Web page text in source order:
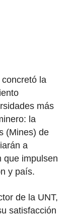
concretó la
más
la
(Mines) de
a
que impulsen
y país.
de la UNT,
satisfacción